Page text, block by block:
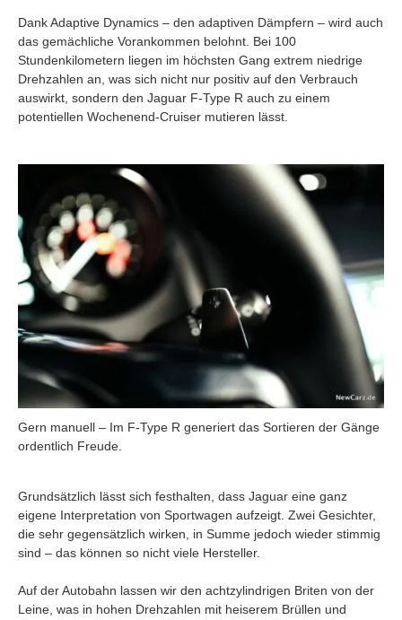
Dank Adaptive Dynamics – den adaptiven Dämpfern – wird auch
das gemächliche Vorankommen belohnt. Bei 100
Stundenkilometern liegen im höchsten Gang extrem niedrige
Drehzahlen an, was sich nicht nur positiv auf den Verbrauch
auswirkt, sondern den Jaguar F-Type R auch zu einem
potentiellen Wochenend-Cruiser mutieren lässt.
Gern manuell – Im F-Type R generiert das Sortieren der Gänge
ordentlich Freude.
Grundsätzlich lässt sich festhalten, dass Jaguar eine ganz
eigene Interpretation von Sportwagen aufzeigt. Zwei Gesichter,
die sehr gegensätzlich wirken, in Summe jedoch wieder stimmig
sind – das können so nicht viele Hersteller.
Auf der Autobahn lassen wir den achtzylindrigen Briten von der
Leine, was in hohen Drehzahlen mit heiserem Brüllen und